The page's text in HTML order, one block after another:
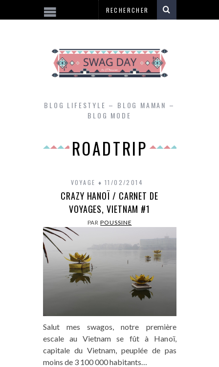
BLOG LIFESTYLE – BLOG MAMAN –
BLOG MODE
ROADTRIP
VOYAGE 11/02/2014
CRAZY HANOÏ / CARNET DE
VOYAGES, VIETNAM #1
PARPOUSSINE
Salut mes swagos, notre première
escale au Vietnam se fût à Hanoï,
capitale du Vietnam, peuplée de pas
moins de 3 100 000 habitants…